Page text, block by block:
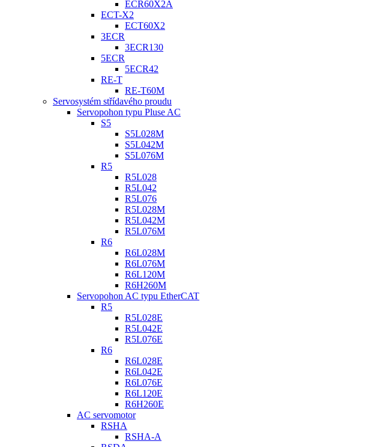
ECR60X2A
ECT-X2
ECT60X2
3ECR
3ECR130
5ECR
5ECR42
RE-T
RE-T60M
Servosystém střídavého proudu
Servopohon typu Pluse AC
S5
S5L028M
S5L042M
S5L076M
R5
R5L028
R5L042
R5L076
R5L028M
R5L042M
R5L076M
R6
R6L028M
R6L076M
R6L120M
R6H260M
Servopohon AC typu EtherCAT
R5
R5L028E
R5L042E
R5L076E
R6
R6L028E
R6L042E
R6L076E
R6L120E
R6H260E
AC servomotor
RSHA
RSHA-A